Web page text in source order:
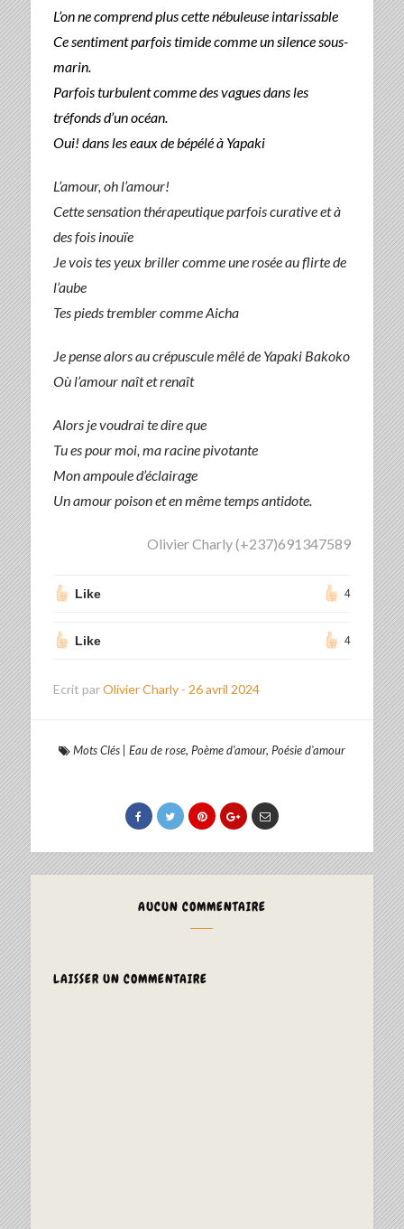
L’on ne comprend plus cette nébuleuse intarissable
Ce sentiment parfois timide comme un silence sous-
marin.
Parfois turbulent comme des vagues dans les
tréfonds d’un océan.
Oui! dans les eaux de bépélé à Yapaki
L’amour, oh l’amour!
Cette sensation thérapeutique parfois curative et à
des fois inouïe
Je vois tes yeux briller comme une rosée au flirte de
l’aube
Tes pieds trembler comme Aicha
Je pense alors au crépuscule mêlé de Yapaki Bakoko
Où l’amour naît et renaît
Alors je voudrai te dire que
Tu es pour moi, ma racine pivotante
Mon ampoule d’éclairage
Un amour poison et en même temps antidote.
Olivier Charly (+237)691347589
Like 4
Like 4
Ecrit parOlivier Charly - 26 avril 2024
Mots Clés| Eau de rose, Poème d'amour, Poésie d'amour
AUCUN COMMENTAIRE
LAISSER UN COMMENTAIRE